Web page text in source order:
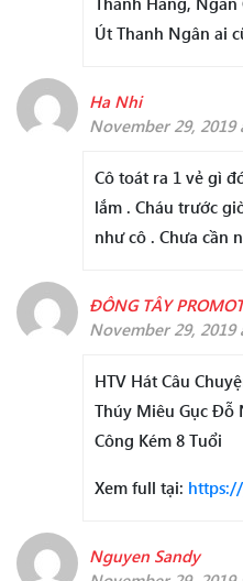
Út Thanh Ngân ai
Ha Nhi
November 29, 2019
Cô toát ra 1 vẻ gì
lắm . Cháu trước
như cô . Chưa cần
ĐÔNG TÂY
November 29, 2019
HTV Hát Câu
Thúy Miêu Gục Đỗ
Công Kém 8 Tuổi
Xem full tại:
Nguyen Sandy